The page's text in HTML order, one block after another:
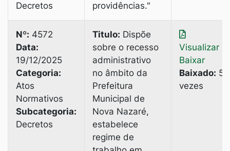
Decretos
providências."
Nº: 4572
Data:
19/12/2025
Categoria:
Atos
Normativos
Subcategoria:
Decretos
Titulo: Dispõe
sobre o recesso
administrativo
no âmbito da
Prefeitura
Municipal de
Nova Nazaré,
estabelece
regime de
Visualizar
Baixar
Baixado: 5
vezes